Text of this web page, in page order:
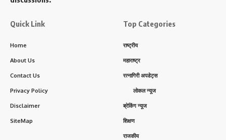
Quick Link
Home
About Us
Contact Us
Privacy Policy
Disclaimer
SiteMap
Top Categories
राष्ट्रीय
महाराष्ट्र
रत्नागिरी अपडेट्स
लोकल न्यूज
ब्रेकिंग न्यूज
शिक्षण
राजकीय